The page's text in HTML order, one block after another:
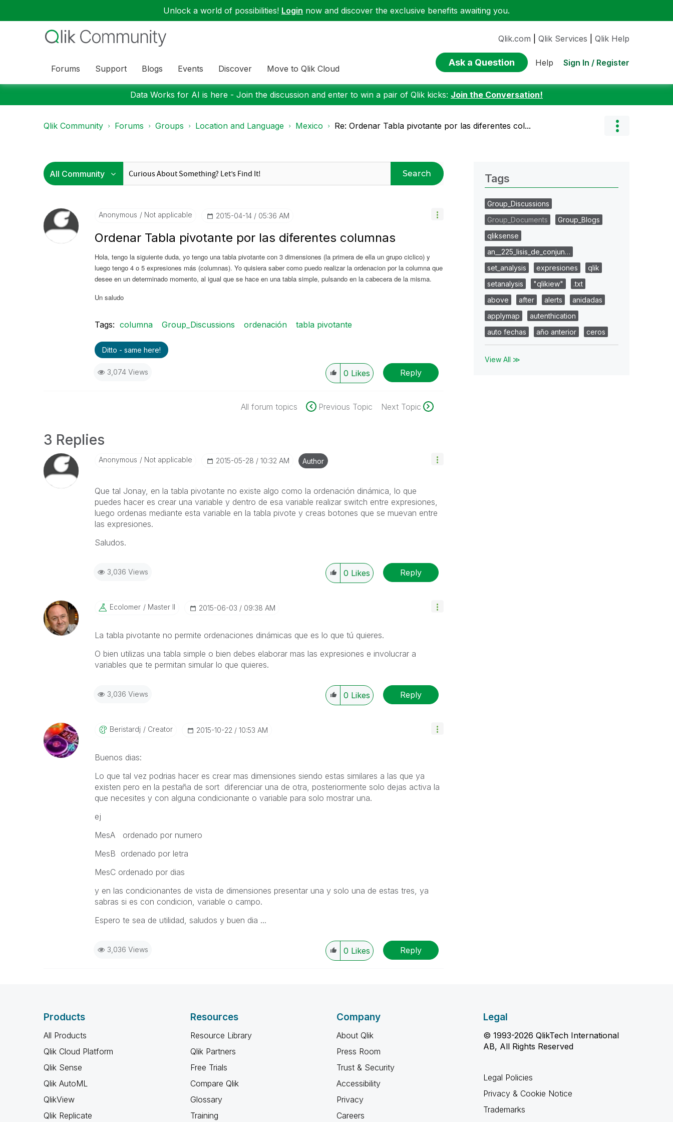
Unlock a world of possibilities! Login now and discover the exclusive benefits awaiting you.
Forums Support Blogs Events Discover Move to Qlik Cloud
Qlik.com Qlik Services Qlik Help
Ask a Question Help Sign In / Register
Data Works for AI is here - Join the discussion and enter to win a pair of Qlik kicks: Join the Conversation!
Qlik Community Forums Groups Location and Language Mexico Re: Ordenar Tabla pivotante por las diferentes col...
Search
Anonymous Not applicable ‎2015-04-14 05:36 AM
Ordenar Tabla pivotante por las diferentes columnas
Hola, tengo la siguiente duda, yo tengo una tabla pivotante con 3 dimensiones (la primera de ella un grupo ciclico) y
luego tengo 4 o 5 expresiones más (columnas). Yo quisiera saber como puedo realizar la ordenacion por la columna que
desee en un determinado momento, al igual que se hace en una tabla simple, pulsando en la cabecera de la misma.
Un saludo
Tags: columna Group_Discussions ordenación tabla pivotante
Ditto - same here!
3,074 Views 0 Likes Reply
All forum topics Previous Topic Next Topic
3 Replies
Anonymous Not applicable ‎2015-05-28 10:32 AM Author
Que tal Jonay, en la tabla pivotante no existe algo como la ordenación dinámica, lo que
puedes hacer es crear una variable y dentro de esa variable realizar switch entre expresiones,
luego ordenas mediante esta variable en la tabla pivote y creas botones que se muevan entre
las expresiones.
Saludos.
3,036 Views 0 Likes Reply
Ecolomer Master II ‎2015-06-03 09:38 AM
La tabla pivotante no permite ordenaciones dinámicas que es lo que tú quieres.
O bien utilizas una tabla simple o bien debes elaborar mas las expresiones e involucrar a
variables que te permitan simular lo que quieres.
3,036 Views 0 Likes Reply
Beristardj Creator ‎2015-10-22 10:53 AM
Buenos dias:
Lo que tal vez podrias hacer es crear mas dimensiones siendo estas similares a las que ya
existen pero en la pestaña de sort diferenciar una de otra, posteriormente solo dejas activa la
que necesites y con alguna condicionante o variable para solo mostrar una.
ej
MesA ordenado por numero
MesB ordenado por letra
MesC ordenado por dias
y en las condicionantes de vista de dimensiones presentar una y solo una de estas tres, ya
sabras si es con condicion, variable o campo.
Espero te sea de utilidad, saludos y buen dia ...
3,036 Views 0 Likes Reply
Tags
Group_Discussions
Group_Documents
Group_Blogs
qliksense
an__225_lisis_de_conjun…
set_analysis
expresiones
qlik
setanalysis
"qlikiew"
.txt
above
after alerts
anidadas
applymap
autenthication
auto fechas
año anterior ceros
View All ≫
Products
All Products
Qlik Cloud Platform
Qlik Sense
Qlik AutoML
QlikView
Qlik Replicate
Resources
Resource Library
Qlik Partners
Free Trials
Compare Qlik
Glossary
Training
Company
About Qlik
Press Room
Trust & Security
Accessibility
Privacy
Careers
Legal
© 1993-2026 QlikTech International
AB, All Rights Reserved
Legal Policies
Privacy & Cookie Notice
Trademarks